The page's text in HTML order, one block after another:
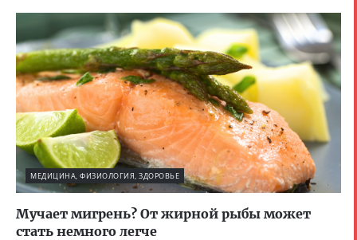
МЕДИЦИНА, ФИЗИОЛОГИЯ, ЗДОРОВЬЕ
Мучает мигрень? От жирной рыбы может
стать немного легче